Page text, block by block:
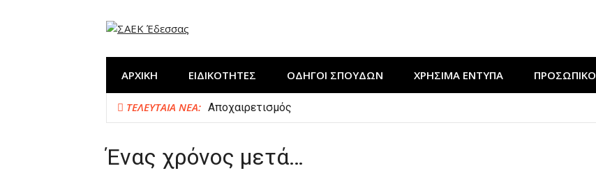
ΑΡΧΙΚΗ ΕΙΔΙΚΟΤΗΤΕΣ ΟΔΗΓΟΙ ΣΠΟΥΔΩΝ ΧΡΉΣΙΜΑ ΈΝΤΥΠΑ ΠΡΟΣΩΠΙΚΟ
ΤΕΛΕΥΤΑΊΑ ΝΈΑ: Αποχαιρετισμός
Η ΣΑΕΚ Έδεσσας στην εκδήλωση “Μαγειρεύουμε στις ρίζες μας”
Κλείσιμο χρονιάς με πράξη αγάπης για τους ΚΟΜΜΩΤΕΣ της ΣΑΕΚ Έδεσσας
Ένας χρόνος μετά…